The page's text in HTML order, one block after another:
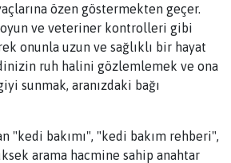
özen göstermekten geçer.
ve veteriner kontrolleri gibi
onunla uzun ve sağlıklı bir hayat
ruh halini gözlemlemek ve ona
sunmak, aranızdaki bağı
"kedi bakımı", "kedi bakım rehberi",
arama hacmine sahip anahtar